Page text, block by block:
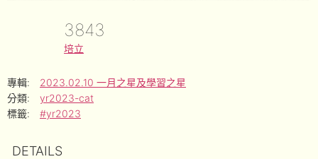
3843
培立
專輯:
2023.02.10 一月之星及學習之星
分類:
yr2023-cat
標籤:
#yr2023
DETAILS